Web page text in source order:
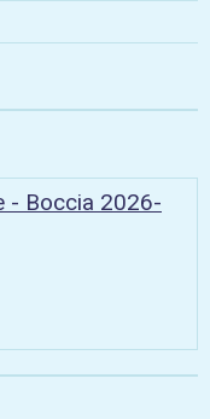
- Boccia 2026-